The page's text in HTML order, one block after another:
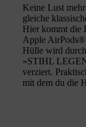
Keine Lust
gleiche
Hier kommt die
Apple
Hülle wird durch
»STIHL
verziert.
mit dem du die